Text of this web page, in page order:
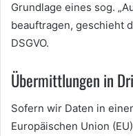
Grundlage eines sog.
beauftragen, geschieht
DSGVO.
Übermittlungen in
Sofern wir Daten in
Europäischen Union